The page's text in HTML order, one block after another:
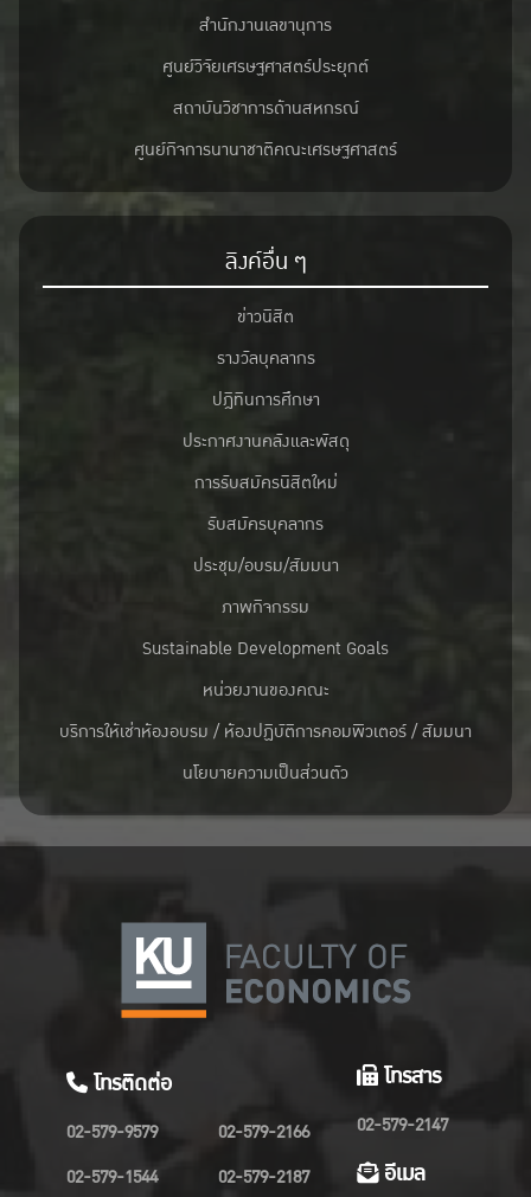
สำนักงานเลขานุการ
ศูนย์วิจัยเศรษฐศาสตร์ประยุกต์
สถาบันวิชาการด้านสหกรณ์
ศูนย์กิจการนานาชาติคณะเศรษฐศาสตร์
ลิงค์อื่น ๆ
ข่าวนิสิต
รางวัลบุคลากร
ปฎิทินการศึกษา
ประกาศงานคลังและพัสดุ
การรับสมัครนิสิตใหม่
รับสมัครบุคลากร
ประชุม/อบรม/สัมมนา
ภาพกิจกรรม
Sustainable Development Goals
หน่วยงานของคณะ
บริการให้เช่าห้องอบรม / ห้องปฏิบัติการคอมพิวเตอร์ / สัมมนา
นโยบายความเป็นส่วนตัว
โทรติดต่อ
02-579-9579
02-579-1544
02-579-2166
02-579-2187
โทรสาร
02-579-2147
อีเมล